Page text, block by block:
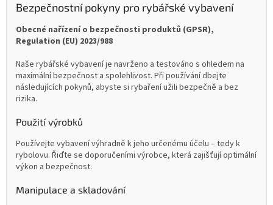
Bezpečnostní pokyny pro rybářské vybavení
Obecné nařízení o bezpečnosti produktů (GPSR),
Regulation (EU) 2023/988
Naše rybářské vybavení je navrženo a testováno s ohledem na
maximální bezpečnost a spolehlivost. Při používání dbejte
následujících pokynů, abyste si rybaření užili bezpečně a bez
rizika.
Použití výrobků
Používejte vybavení výhradně k jeho určenému účelu – tedy k
rybolovu. Řiďte se doporučeními výrobce, která zajišťují optimální
výkon a bezpečnost.
Manipulace a skladování